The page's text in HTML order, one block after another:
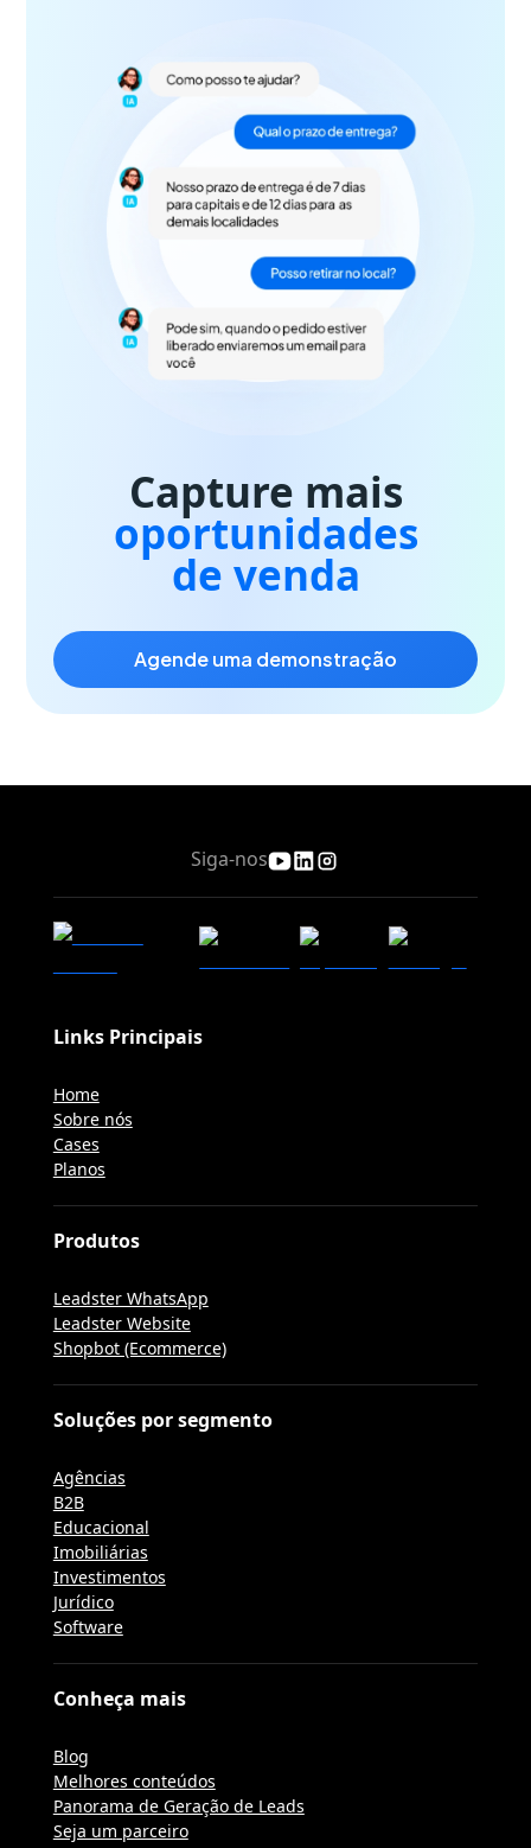
Capture mais
oportunidades
de venda
agende uma demonstração
Siga-nos
Links Principais
Home
Sobre nós
Cases
Planos
Produtos
Leadster WhatsApp
Leadster Website
Shopbot (Ecommerce)
Soluções por segmento
Agências
B2B
Educacional
Imobiliárias
Investimentos
Jurídico
Software
Conheça mais
Blog
Melhores conteúdos
Panorama de Geração de Leads
Seja um parceiro